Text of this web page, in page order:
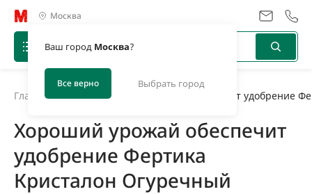
Москва
Ваш город Москва?
Все верно Выбрать город
Главная Хороший урожай обеспечит удобрение
Хороший урожай обеспечит
удобрение Фертика
Кристалон Огуречный